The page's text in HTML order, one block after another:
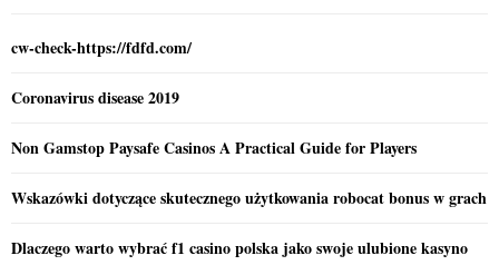
cw-check-https://fdfd.com/
Coronavirus disease 2019
Non Gamstop Paysafe Casinos A Practical Guide for Players
Wskazówki dotyczące skutecznego użytkowania robocat bonus w grach
Dlaczego warto wybrać f1 casino polska jako swoje ulubione kasyno